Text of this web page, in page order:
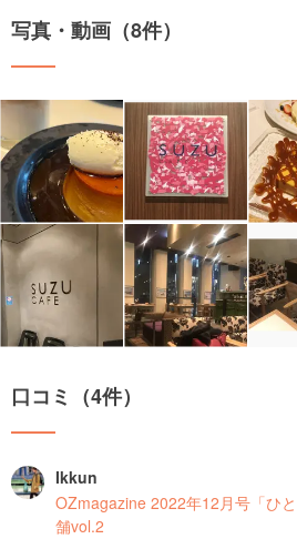
写真・動画（8件）
口コミ（4件）
Ikkun
OZmagazine 2022年12月号「ひ
舗vol.2